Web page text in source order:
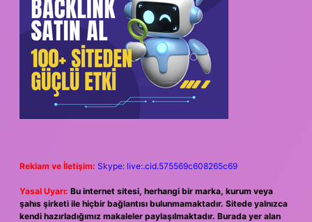
Reklam ve İletişim: Skype: live:.cid.575569c608265c69
Yasal Uyarı: Bu internet sitesi, herhangi bir marka, kurum veya
şahıs şirketi ile hiçbir bağlantısı bulunmamaktadır. Sitede yalnızca
kendi hazırladığımız makaleler paylaşılmaktadır. Burada yer alan